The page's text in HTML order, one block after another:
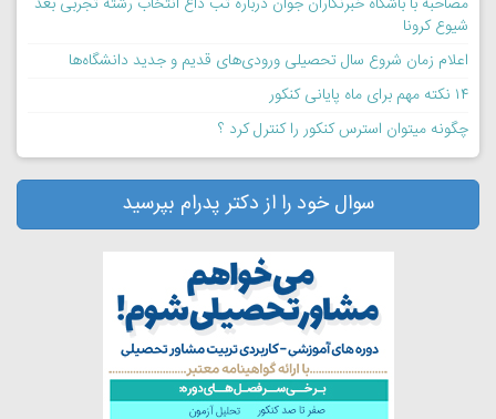
شیوع کرونا
اعلام زمان شروع سال تحصیلی ورودی‌های قدیم و جدید دانشگاه‌ها
۱۴ نکته مهم برای ماه پایانی کنکور
چگونه میتوان استرس کنکور را کنترل کرد ؟
سوال خود را از دکتر پدرام بپرسید